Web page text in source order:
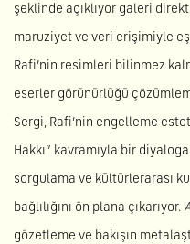
şeklinde açıklıyor galeri
maruziyet ve veri erişimiyle
Rafi’nin resimleri bilinmez
eserler görünürlüğü
Sergi, Rafi’nin engelleme
Hakkı” kavramıyla bir
sorgulama ve kültürlerarası
bağlılığını ön plana çıkarıyor.
gözetleme ve bakışın